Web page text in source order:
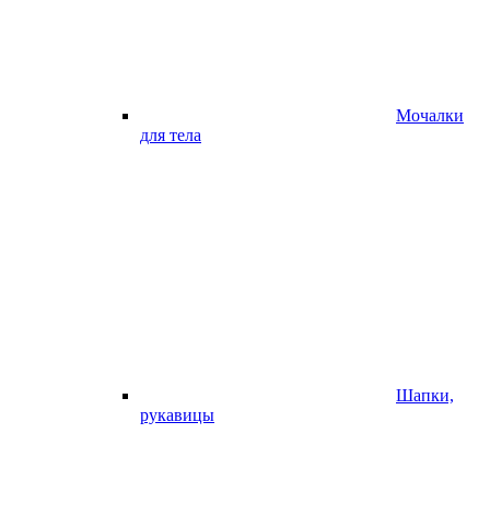
Мочалки
для тела
Шапки,
рукавицы